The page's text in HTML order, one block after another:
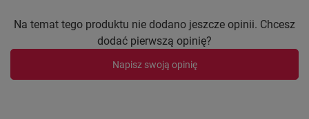
Na temat tego produktu nie dodano jeszcze opinii. Chcesz
dodać pierwszą opinię?
Napisz swoją opinię